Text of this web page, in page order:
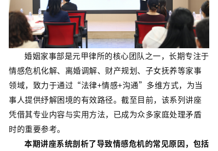
婚姻家事部是元甲律所的核心团队之一，长期专注于
情感危机化解、离婚调解、财产规划、子女抚养等家事
领域，致力于通过“法律+情感+沟通”多维方式，为当
事人提供纾解困境的有效路径。截至目前，该系列讲座
凭借其专业内容与实用方法，已成为众多家庭处理矛盾
时的重要参考。
本期讲座系统剖析了导致情感危机的常见原因，包括